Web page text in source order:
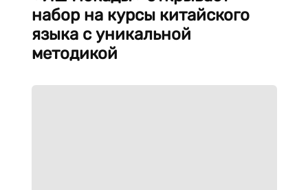
набор на курсы китайского
языка с уникальной
методикой